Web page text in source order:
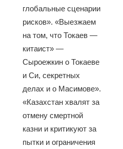
глобальные сценарии
рисков». «Выезжаем
на том, что Токаев —
китаист» —
Сыроежкин о Токаеве
и Си, секретных
делах и о Масимове».
«Казахстан хвалят за
отмену смертной
казни и критикуют за
пытки и ограничения